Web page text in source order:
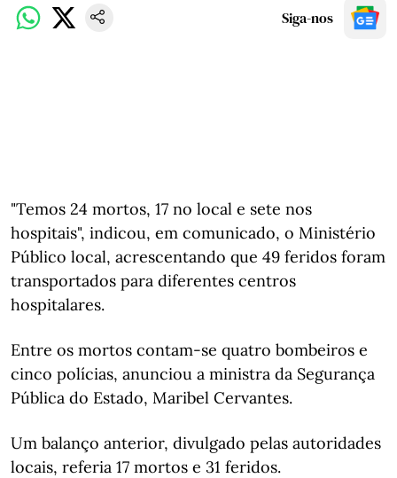
Siga-nos
"Temos 24 mortos, 17 no local e sete nos
hospitais", indicou, em comunicado, o Ministério
Público local, acrescentando que 49 feridos foram
transportados para diferentes centros
hospitalares.
Entre os mortos contam-se quatro bombeiros e
cinco polícias, anunciou a ministra da Segurança
Pública do Estado, Maribel Cervantes.
Um balanço anterior, divulgado pelas autoridades
locais, referia 17 mortos e 31 feridos.